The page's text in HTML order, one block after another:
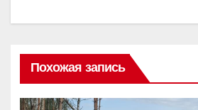
Похожая запись